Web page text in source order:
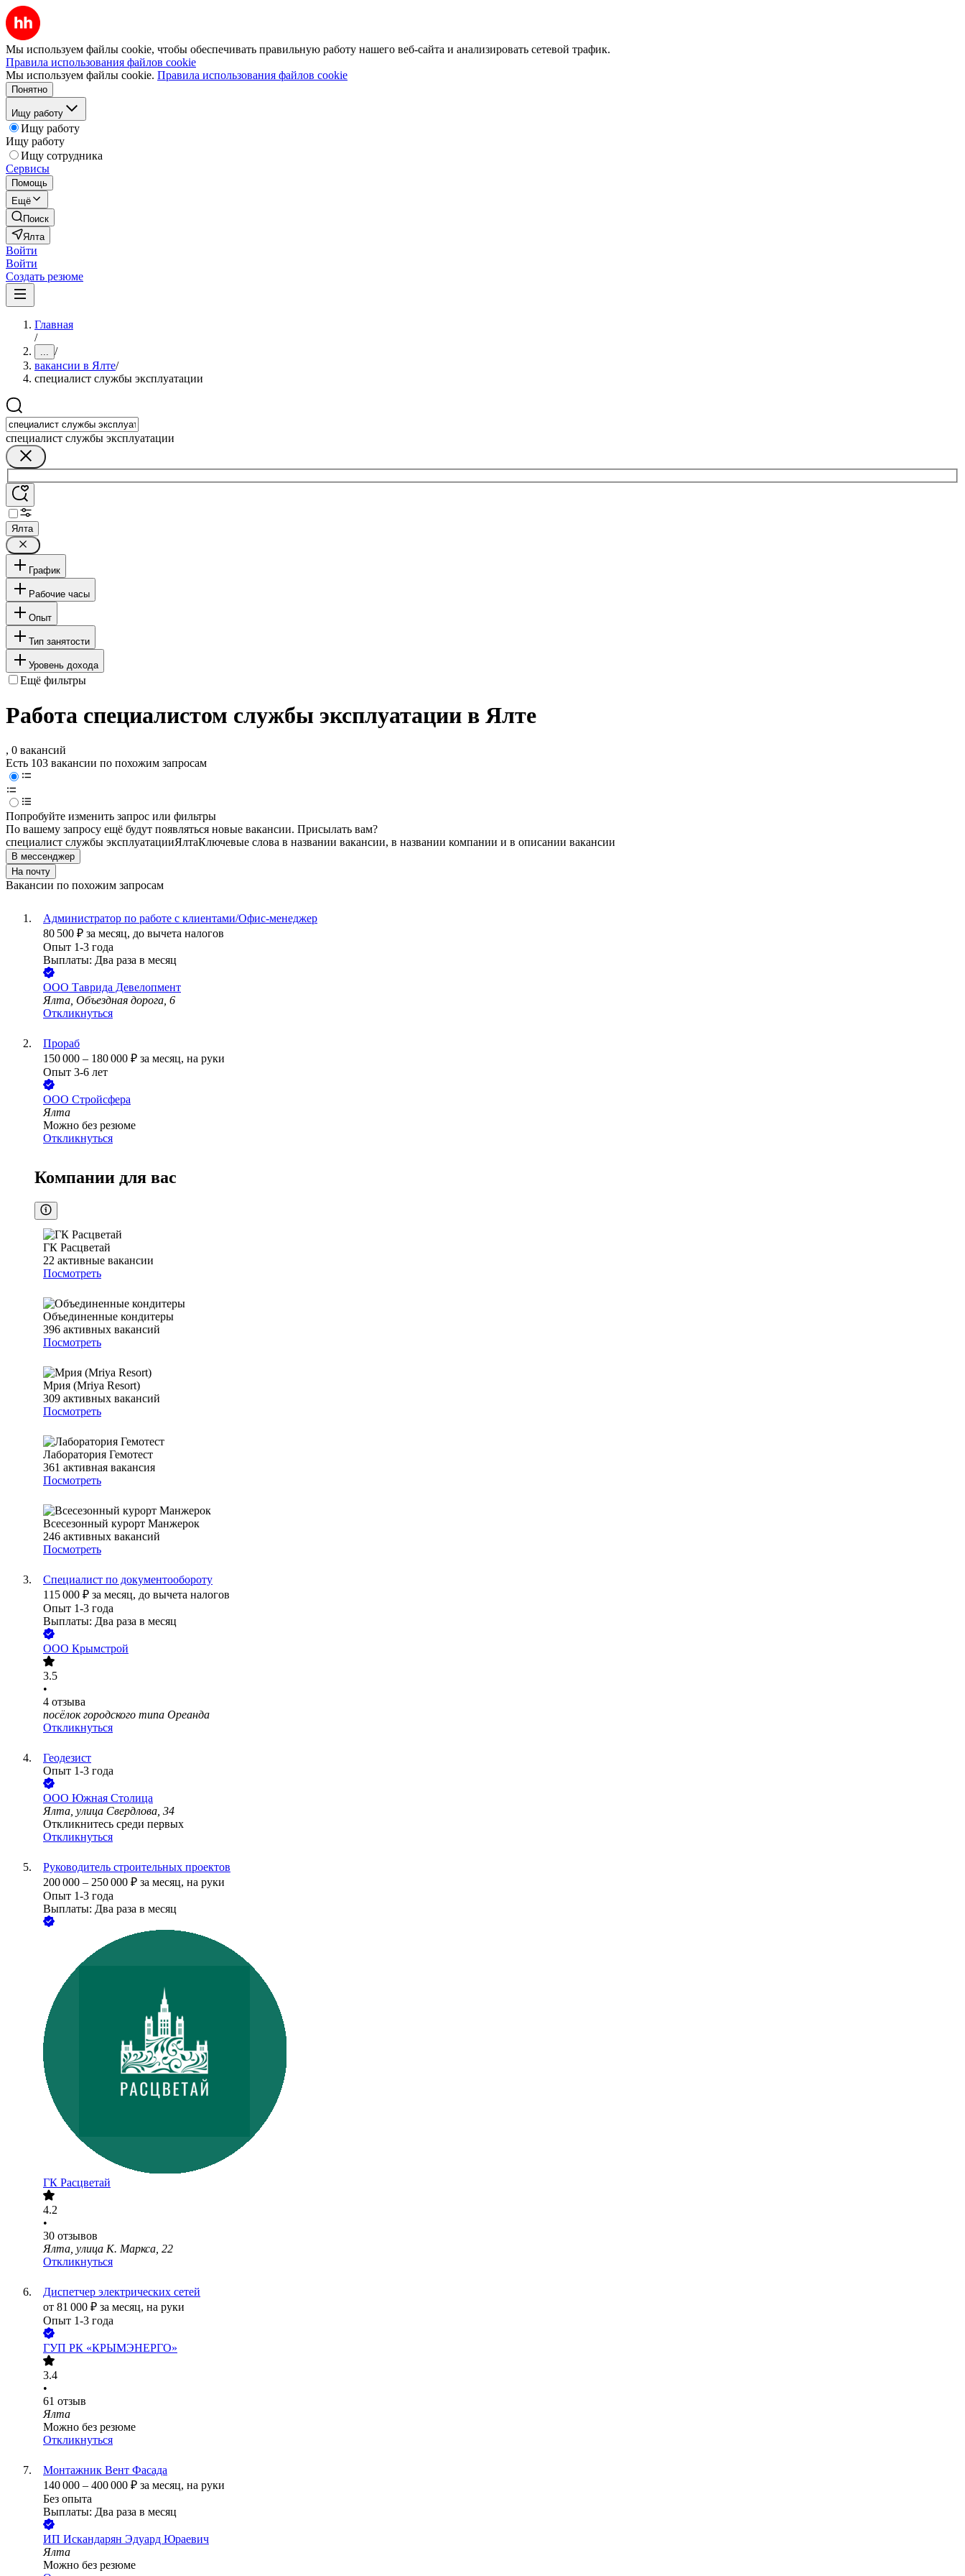
Мы используем файлы cookie, чтобы обеспечивать правильную работу нашего веб-сайта и анализировать сетевой трафик.
Правила использования файлов cookie
Мы используем файлы cookie. Правила использования файлов cookie
Понятно
Ищу работу
Ищу работу
Ищу работу
Ищу сотрудника
Сервисы
Помощь
Ещё
Поиск
Ялта
Войти
Войти
Создать резюме
Главная
/
... /
вакансии в Ялте/
специалист службы эксплуатации
специалист службы эксплуатации
Ялта
График
Рабочие часы
Опыт
Тип занятости
Уровень дохода
Ещё фильтры
Работа специалистом службы эксплуатации в Ялте
, 0 вакансий
Есть 103 вакансии по похожим запросам
Попробуйте изменить запрос или фильтры
По вашему запросу ещё будут появляться новые вакансии. Присылать вам?
специалист службы эксплуатацииЯлтаКлючевые слова в названии вакансии, в названии компании и в описании вакансии
В мессенджер
На почту
Вакансии по похожим запросам
Администратор по работе с клиентами/Офис-менеджер
80 500 ₽ за месяц, до вычета налогов
Опыт 1-3 года
Выплаты: Два раза в месяц
ООО Таврида Девелопмент
Ялта, Объездная дорога, 6
Откликнуться
Прораб
150 000 – 180 000 ₽ за месяц, на руки
Опыт 3-6 лет
ООО Стройсфера
Ялта
Можно без резюме
Откликнуться
Компании для вас
ГК Расцветай
22 активные вакансии
Посмотреть
Объединенные кондитеры
396 активных вакансий
Посмотреть
Мрия (Mriya Resort)
309 активных вакансий
Посмотреть
Лаборатория Гемотест
361 активная вакансия
Посмотреть
Всесезонный курорт Манжерок
246 активных вакансий
Посмотреть
Специалист по документообороту
115 000 ₽ за месяц, до вычета налогов
Опыт 1-3 года
Выплаты: Два раза в месяц
ООО Крымстрой
3.5
•
4 отзыва
посёлок городского типа Ореанда
Откликнуться
Геодезист
Опыт 1-3 года
ООО Южная Столица
Ялта, улица Свердлова, 34
Откликнитесь среди первых
Откликнуться
Руководитель строительных проектов
200 000 – 250 000 ₽ за месяц, на руки
Опыт 1-3 года
Выплаты: Два раза в месяц
ГК Расцветай
4.2
•
30 отзывов
Ялта, улица К. Маркса, 22
Откликнуться
Диспетчер электрических сетей
от 81 000 ₽ за месяц, на руки
Опыт 1-3 года
ГУП РК «КРЫМЭНЕРГО»
3.4
•
61 отзыв
Ялта
Можно без резюме
Откликнуться
Монтажник Вент Фасада
140 000 – 400 000 ₽ за месяц, на руки
Без опыта
Выплаты: Два раза в месяц
ИП Искандарян Эдуард Юраевич
Ялта
Можно без резюме